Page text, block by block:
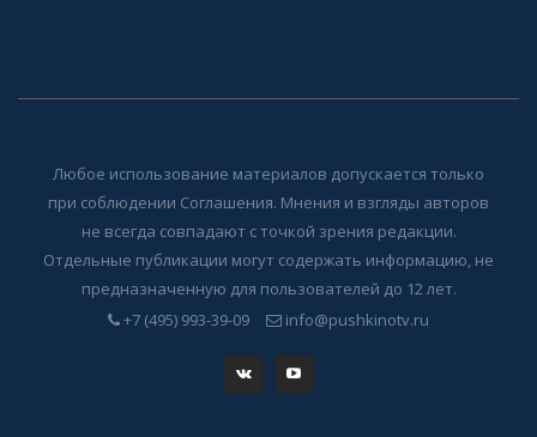
Любое использование материалов допускается только
при соблюдении Соглашения. Мнения и взгляды авторов
не всегда совпадают с точкой зрения редакции.
Отдельные публикации могут содержать информацию, не
предназначенную для пользователей до 12 лет.
+7 (495) 993-39-09
info@pushkinotv.ru